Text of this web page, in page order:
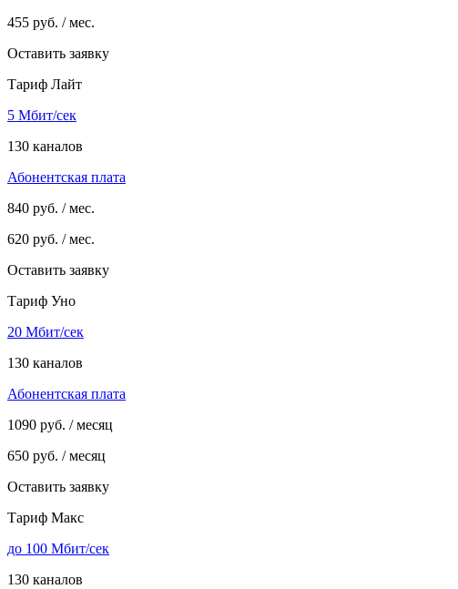
455 руб. / мес.
Оставить заявку
Тариф Лайт
5 Мбит/сек
130 каналов
Абонентская плата
840 руб. / мес.
620 руб. / мес.
Оставить заявку
Тариф Уно
20 Мбит/сек
130 каналов
Абонентская плата
1090 руб. / месяц
650 руб. / месяц
Оставить заявку
Тариф Макс
до 100 Мбит/сек
130 каналов